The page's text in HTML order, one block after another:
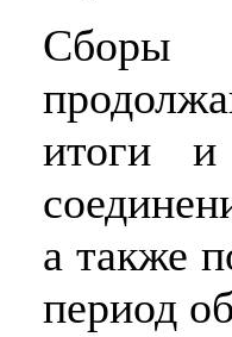
Сборы
итоги
а также
период